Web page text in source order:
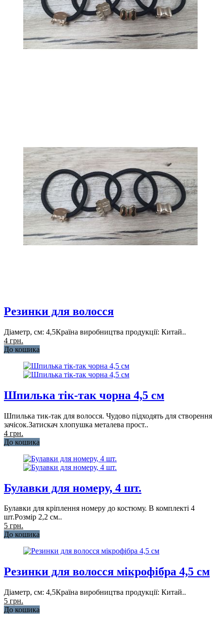
Резинки для волосся
Діаметр, см: 4,5Країна виробництва продукції: Китай..
4 грн.
До кошика
Шпилька тік-так чорна 4,5 см
Шпилька тик-так для волосся. Чудово підходять для створення
зачісок.Затискач хлопушка металева прост..
4 грн.
До кошика
Булавки для номеру, 4 шт.
Булавки для кріплення номеру до костюму. В комплекті 4
шт.Розмір 2,2 см..
5 грн.
До кошика
Резинки для волосся мікрофібра 4,5 см
Діаметр, см: 4,5Країна виробництва продукції: Китай..
5 грн.
До кошика